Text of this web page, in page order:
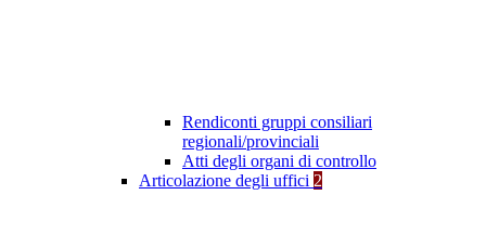
Rendiconti gruppi consiliari
regionali/provinciali
Atti degli organi di controllo
Articolazione degli uffici 2